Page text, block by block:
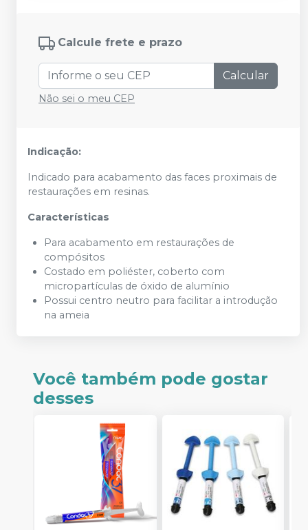
Calcule frete e prazo
Calcular
Não sei o meu CEP
Indicação:
Indicado para acabamento das faces proximais de
restaurações em resinas.
Características
Para acabamento em restaurações de
compósitos
Costado em poliéster, coberto com
micropartículas de óxido de alumínio
Possui centro neutro para facilitar a introdução
na ameia
Você também pode gostar
desses